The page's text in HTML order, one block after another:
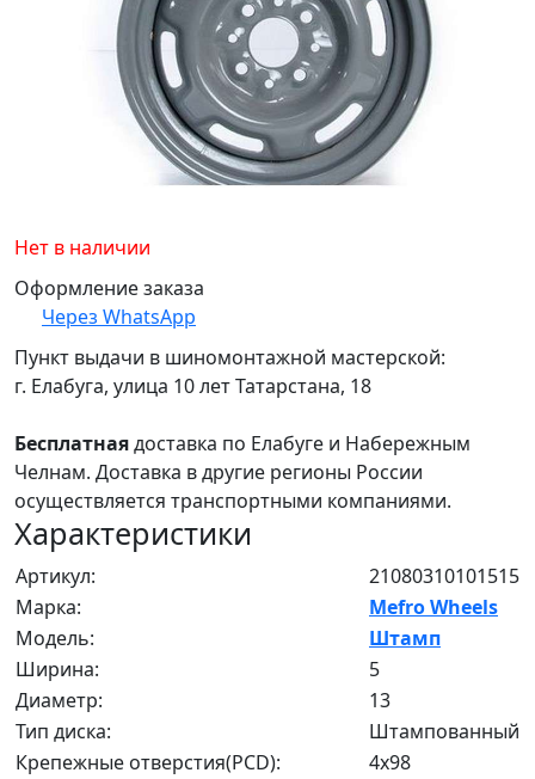
Нет в наличии
Оформление заказа
Через WhatsApp
Пункт выдачи в шиномонтажной мастерской:
г. Елабуга, улица 10 лет Татарстана, 18
Бесплатнаядоставка по Елабуге и Набережным
Челнам. Доставка в другие регионы России
осуществляется транспортными компаниями.
Характеристики
Артикул:
21080310101515
Марка:
Mefro Wheels
Модель:
Штамп
Ширина:
5
Диаметр:
13
Тип диска:
Штампованный
Крепежные отверстия(PCD):
4x98